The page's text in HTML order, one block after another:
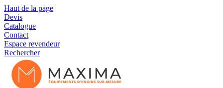
Haut de la page
Devis
Catalogue
Contact
Espace revendeur
Rechercher
Cookies management panel